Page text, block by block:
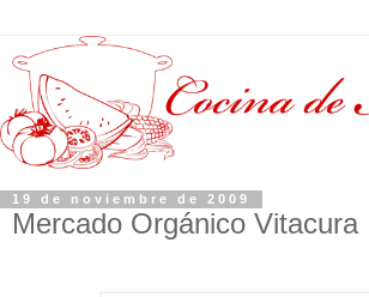
19 de noviembre de 2009
Mercado Orgánico Vitacura